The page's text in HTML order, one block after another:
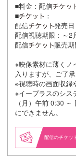
■料金：配信
■
：
配信
発売
配信視聴期限：～2
配信
販売
※映像素材に薄くノ
入りますが、ご了承
※視聴時の画面収録
※イープラスのシス
（月）午前 0:30
にできません。
配信の